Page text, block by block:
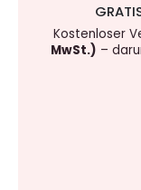
Kostenloser
MwSt.) –